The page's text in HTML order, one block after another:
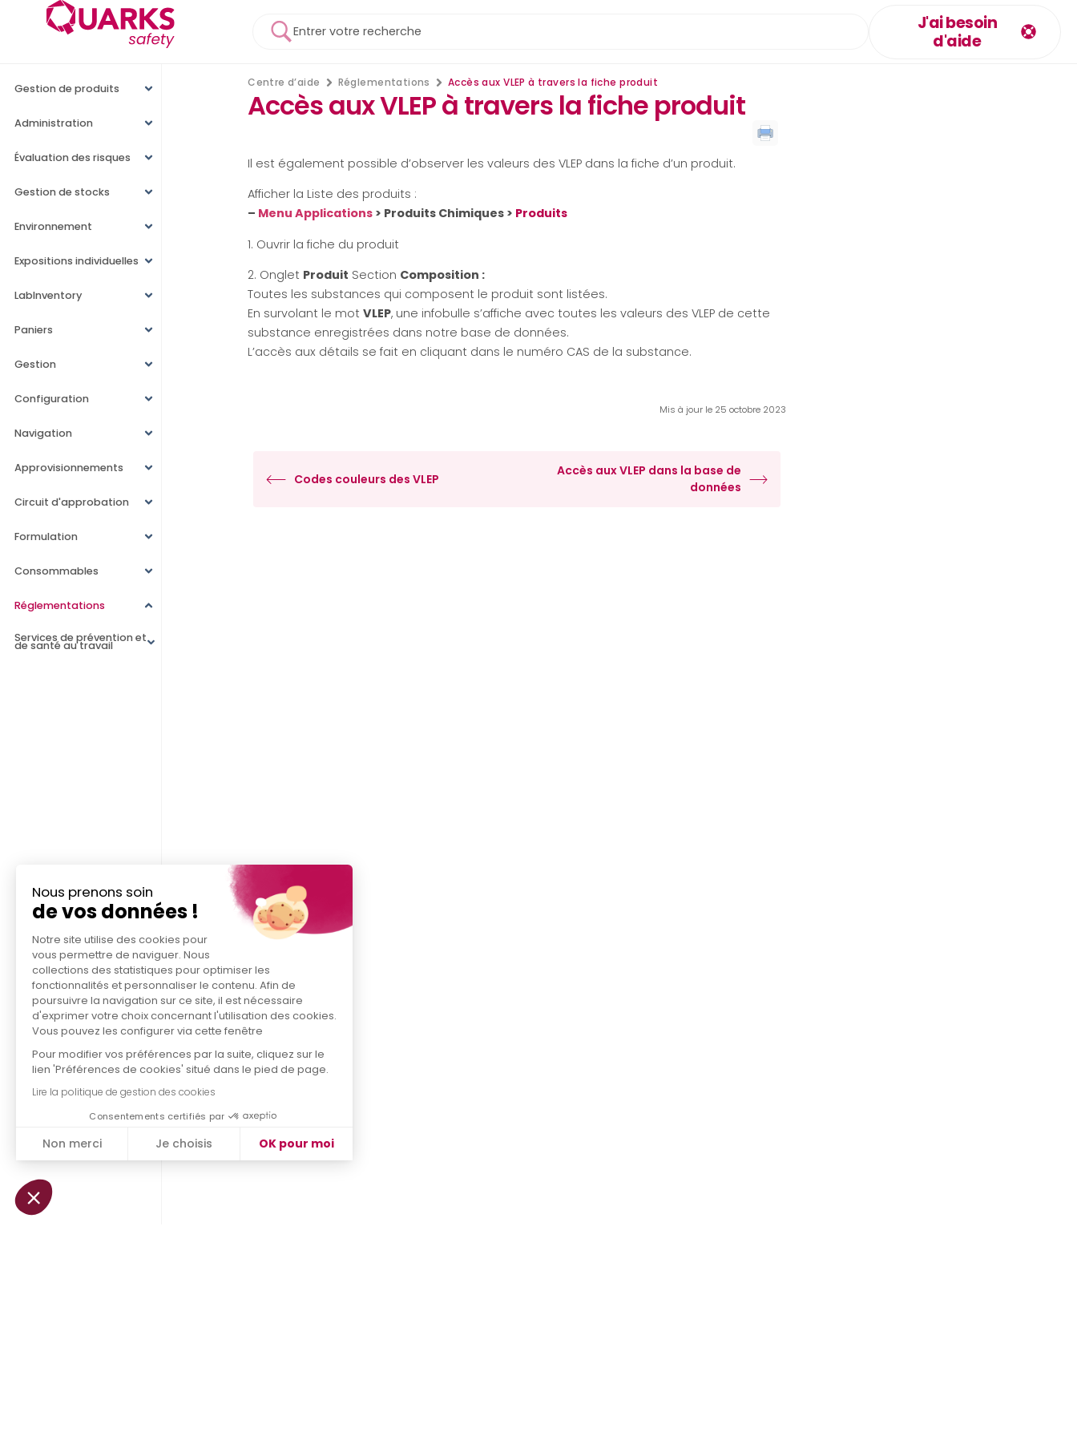
Nous prenons soin
de vos données !
Notre site utilise des cookies pour
vous permettre de naviguer. Nous
collections des statistiques pour optimiser les
fonctionnalités et personnaliser le contenu. Afin de
poursuivre la navigation sur ce site, il est nécessaire
d'exprimer votre choix concernant l'utilisation des cookies.
Vous pouvez les configurer via cette fenêtre
Pour modifier vos préférences par la suite, cliquez sur le
lien 'Préférences de cookies' situé dans le pied de page.
Lire la politique de gestion des cookies
Consentements certifiés par
Non merci Je choisis OK pour moi
Notre plateforme vous permet d'adapter et de gérer vos paramètres de confidentialité, en garantissant la conformité avec les réglementations. Personnalisez vos préférences pour
J'ai besoin
d'aide
Gestion de produits
Administration
Évaluation des risques
Gestion de stocks
Environnement
Expositions individuelles
LabInventory
Paniers
Gestion
Configuration
Navigation
Approvisionnements
Circuit d'approbation
Formulation
Consommables
Réglementations
Services de prévention et
de santé au travail
Centre d’aide Réglementations Accès aux VLEP à travers la fiche produit
Accès aux VLEP à travers la fiche produit
Il est également possible d’observer les valeurs des VLEP dans la fiche d’un produit.
Afficher la Liste des produits :
– Menu Applications > Produits Chimiques > Produits
1. Ouvrir la fiche du produit
2. Onglet Produit Section Composition :
Toutes les substances qui composent le produit sont listées.
En survolant le motVLEP, une infobulle s’affiche avec toutes les valeurs des VLEP de cette
substance enregistrées dans notre base de données.
L’accès aux détails se fait en cliquant dans le numéro CAS de la substance.
Mis à jour le 25 octobre 2023
Codes couleurs des VLEP
Accès aux VLEP dans la base de
données